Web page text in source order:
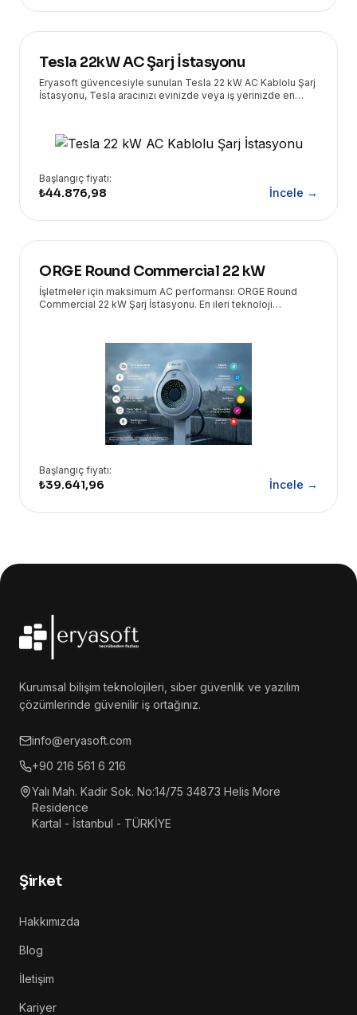
Tesla 22kW AC Şarj İstasyonu
Eryasoft güvencesiyle sunulan Tesla 22 kW AC Kablolu Şarj
İstasyonu, Tesla aracınızı evinizde veya iş yerinizde en
Başlangıç fiyatı:
₺44.876,98 İncele →
ORGE Round Commercial 22 kW
İşletmeler için maksimum AC performansı: ORGE Round
Commercial 22 kW Şarj İstasyonu. En ileri teknoloji
Başlangıç fiyatı:
₺39.641,96 İncele →
Kurumsal bilişim teknolojileri, siber güvenlik ve yazılım
çözümlerinde güvenilir iş ortağınız.
info@eryasoft.com
+90 216 561 6 216
Yalı Mah. Kadir Sok. No:14/75 34873 Helis More
Residence
Kartal - İstanbul - TÜRKİYE
Şirket
Hakkımızda
Blog
İletişim
Kariyer